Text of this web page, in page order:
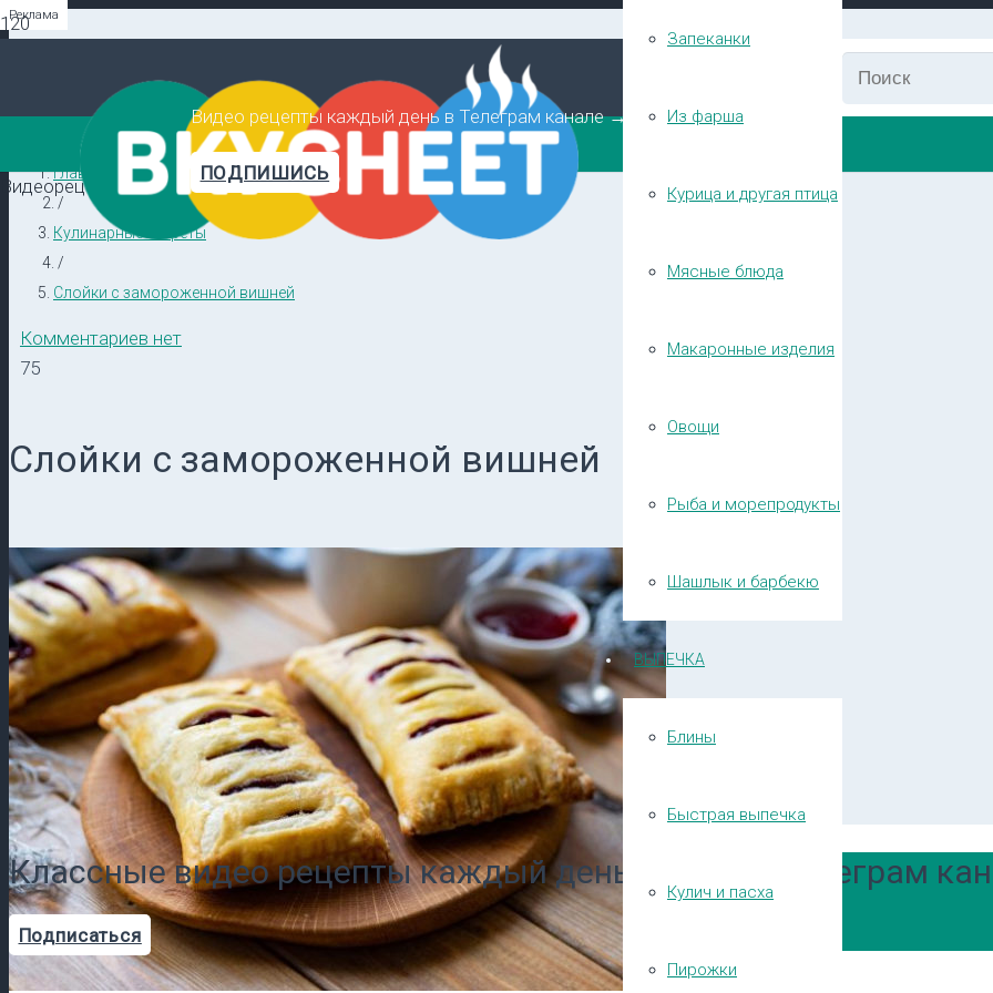
Запеканки
Из фарша
Курица и другая птица
Мясные блюда
Макаронные изделия
Овощи
Рыба и морепродукты
Шашлык и барбекю
ВЫПЕЧКА
Блины
Быстрая выпечка
Кулич и пасха
Пирожки
Видео рецепты каждый день в Телеграм канале →
ПОДПИШИСЬ
Видеорецепты в ТГ →
Главная
/
Кулинарные секреты
/
Слойки с замороженной вишней
Комментариев нет
75
Слойки с замороженной вишней
Классные видео рецепты каждый день в нашем Телеграм
Подписаться
Реклама
Реклама
Реклама